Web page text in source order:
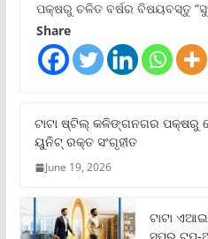
ପକ୍ଷରୁ ଚଳିତ ବର୍ଷର ବିଷୟବସ୍ତୁ
Share
ଟାଟା ଷ୍ଟିଲ୍‌ କଳିଙ୍ଗନଗର ପକ୍ଷରୁ
ୟୁନିଟ୍‌ ରକ୍ତ ସଂଗୃହୀତ
June 19, 2026
ଟାଟା